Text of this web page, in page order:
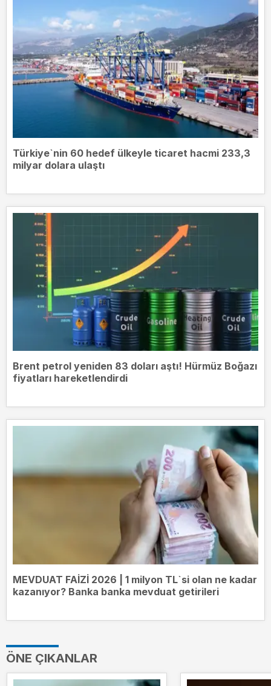
Türkiye`nin 60 hedef ülkeyle ticaret hacmi 233,3
milyar dolara ulaştı
Brent petrol yeniden 83 doları aştı! Hürmüz Boğazı
fiyatları hareketlendirdi
MEVDUAT FAİZİ 2026 | 1 milyon TL`si olan ne kadar
kazanıyor? Banka banka mevduat getirileri
ÖNE ÇIKANLAR